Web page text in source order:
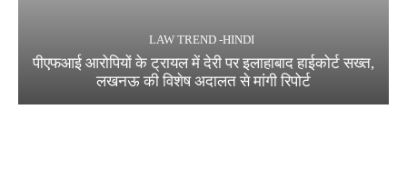
LAW TREND -HINDI
पीएफआई आरोपियों के ट्रायल में देरी पर इलाहाबाद हाईकोर्ट सख्त,
लखनऊ की विशेष अदालत से मांगी रिपोर्ट